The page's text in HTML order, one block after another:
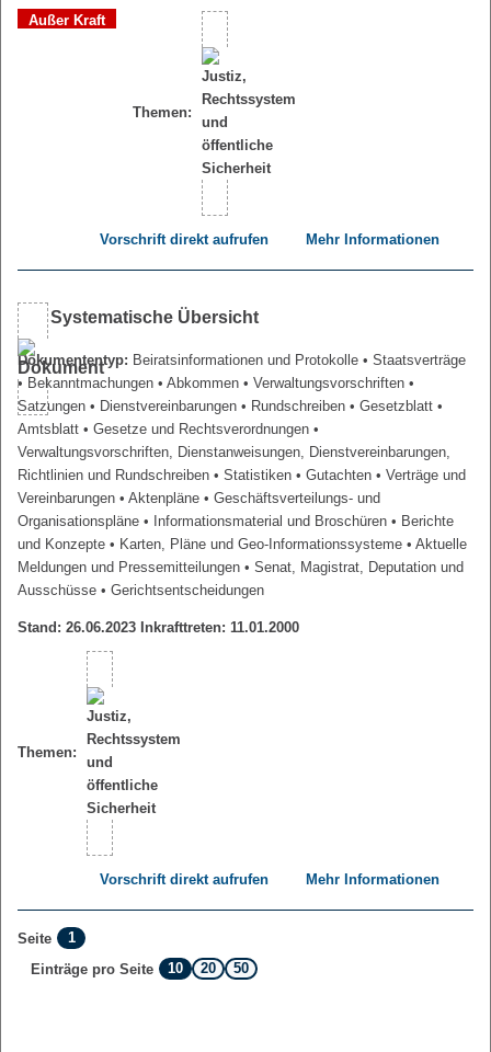
Außer Kraft
Themen:
Vorschrift direkt aufrufen Mehr Informationen
Systematische Übersicht
Dokumententyp: Beiratsinformationen und Protokolle • Staatsverträge
• Bekanntmachungen • Abkommen • Verwaltungsvorschriften •
Satzungen • Dienstvereinbarungen • Rundschreiben • Gesetzblatt •
Amtsblatt • Gesetze und Rechtsverordnungen •
Verwaltungsvorschriften, Dienstanweisungen, Dienstvereinbarungen,
Richtlinien und Rundschreiben • Statistiken • Gutachten • Verträge und
Vereinbarungen • Aktenpläne • Geschäftsverteilungs- und
Organisationspläne • Informationsmaterial und Broschüren • Berichte
und Konzepte • Karten, Pläne und Geo-Informationssysteme • Aktuelle
Meldungen und Pressemitteilungen • Senat, Magistrat, Deputation und
Ausschüsse • Gerichtsentscheidungen
Stand: 26.06.2023 Inkrafttreten: 11.01.2000
Themen:
Vorschrift direkt aufrufen Mehr Informationen
Seite
1
Einträge pro Seite
10 20 50